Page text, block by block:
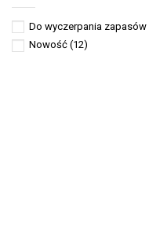
Do wyczerpania zapasów
Nowość (12)